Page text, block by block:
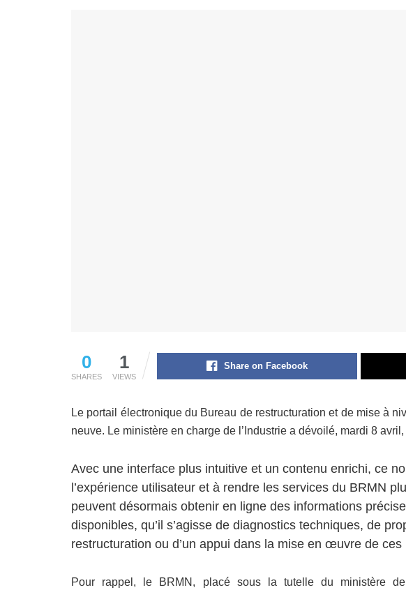
0
SHARES
1
VIEWS
Share on Facebook
Le portail électronique du Bureau de restructuration et de mise à
neuve. Le ministère en charge de l’Industrie a dévoilé, mardi 8
Avec une interface plus intuitive et un contenu enrichi, ce
l’expérience utilisateur et à rendre les services du BRMN
peuvent désormais obtenir en ligne des informations
disponibles, qu’il s’agisse de diagnostics techniques, de
restructuration ou d’un appui dans la mise en œuvre de ces
Pour rappel, le BRMN, placé sous la tutelle du ministère